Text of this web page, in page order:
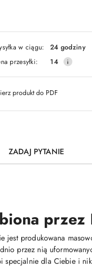
w ciągu:
24 godziny
przesyłki:
14
produkt do PDF
ZADAJ PYTANIE
przez
produkowana
przez nią
specjalnie dla Ciebie i